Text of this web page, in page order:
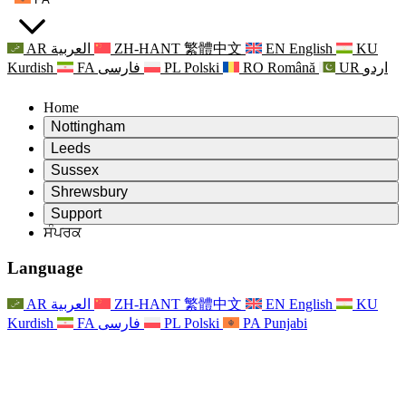
AR العربية ZH-HANT 繁體中文 EN English
KU
Kurdish
FA فارسی PL Polski RO Română UR اردو
Home
Nottingham
Review
ਸਮੀਖਿਆ ਦੇ ਚੇਅਰਮੈਨ
ਸੁਤੰਤਰ ਸਮੀਖਿਆ ਟੀਮ
ਸੰਦਰਭ ਦੀਆਂ ਸ਼ਰਤਾਂ
ਸੁਤੰਤਰ ਸਮੀਖਿਆ ਦੀ ਅੰਤਿਮ ਰਿਪੋਰਟ
ਅਕਸਰ ਪੁੱਛੇ ਜਾਣ ਵਾਲੇ ਸਵਾਲ
ਪਰਿਵਾਰਕ ਫੀਡਬੈਕ ਪ੍ਰਕਿਰਿਆ
ਨਿਊਜ਼ਲੈਟਰ
ਬਾਹਰ ਕੱਡਣਾ
Leeds
Review
ਸਮੀਖਿਆ ਦੇ ਚੇਅਰਮੈਨ
ਸੁਤੰਤਰ ਸਮੀਖਿਆ ਟੀਮ
ਹਵਾਲੇ ਦੀਆਂ ਸ਼ਰਤਾਂ
ਸੰਪਰਕ
ਪਰਿਵਾਰਾਂ ਲਈ ਮਨੋਵਿਗਿਆਨਕ ਸਹਾਇਤਾ
ਪਰਿਵਾਰਾਂ ਲਈ ਅੱਪਡੇਟ
ਘਟਨਾਵਾਂ
For Staff
ਸਟਾਫ ਲਈ ਸਹਾਇਤਾ
Sussex
Review
ਸਮੀਖਿਆ ਦੇ ਚੇਅਰਮੈਨ
ਸੁਤੰਤਰ ਸਮੀਖਿਆ ਟੀਮ
ਸੰਦਰਭ ਦੀਆਂ ਸ਼ਰਤਾਂ
For Families
ਪਰਿਵਾਰਾਂ ਲਈ ਅੱਪਡੇਟ
ਘਟਨਾਵਾਂ
Shrewsbury
Review
ਜਣੇਪਾ ਸਮੀਖਿਆ ਵਾਸਤੇ ਸੰਦਰਭ ਦੀਆਂ ਸ਼ਰਤਾਂ
ਸੁਤੰਤਰ ਸਮੀਖਿਆ ਦੀ ਅੰਤਿਮ ਰਿਪੋਰਟ
ਸੁਤੰਤਰ ਸਮੀਖਿਆ ਦੀ ਪਹਿਲੀ ਰਿਪੋਰਟ
For Families
ਅੱਪਡੇਟ
Support
Leeds
Nottingham
ਪਰਿਵਾਰਕ ਮਨੋਵਿਗਿਆਨਕ ਸਹਾਇਤਾ ਸੇਵਾ
ਮਾਨਸਿਕ ਸਿਹਤ ਸੰਕਟ ਸਹਾਇਤਾ
ਖੇਤਰੀ ਸੇਵਾਵਾਂ ਨੌਟਿੰਘਮ
National
ਸੰਪਰਕ
Language
AR العربية ZH-HANT 繁體中文 EN English
KU
Kurdish
FA فارسی PL Polski PA Punjabi